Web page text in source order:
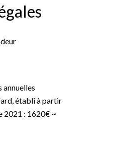
annuelles
établi à partir
2021 : 1620€ ~